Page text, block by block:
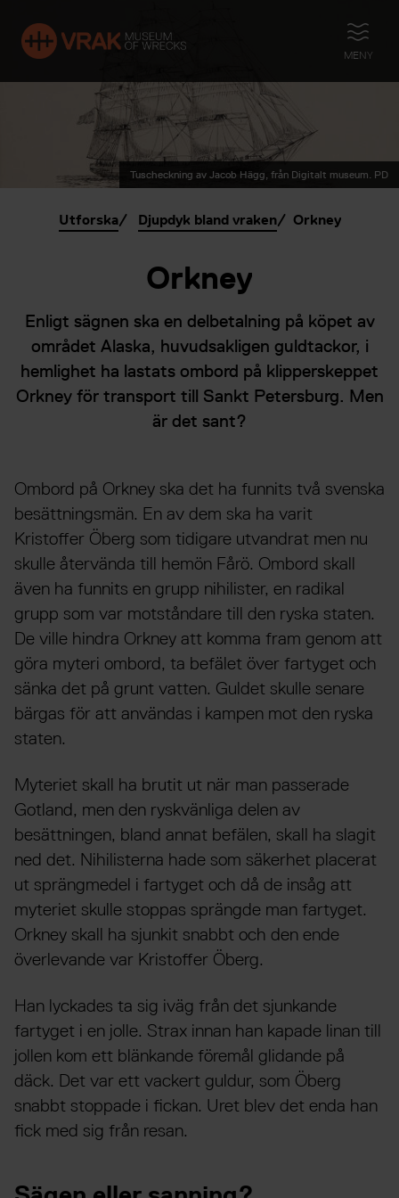
ÖPPNA
MENY
Tuscheckning av Jacob Hägg, från Digitalt museum. PD
Utforska Djupdyk bland vraken Orkney
Orkney
Enligt sägnen ska en delbetalning på köpet av
området Alaska, huvudsakligen guldtackor, i
hemlighet ha lastats ombord på klipperskeppet
Orkney för transport till Sankt Petersburg. Men
är det sant?
Ombord på Orkney ska det ha funnits två svenska
besättningsmän. En av dem ska ha varit
Kristoffer Öberg som tidigare utvandrat men nu
skulle återvända till hemön Fårö. Ombord skall
även ha funnits en grupp nihilister, en radikal
grupp som var motståndare till den ryska staten.
De ville hindra Orkney att komma fram genom att
göra myteri ombord, ta befälet över fartyget och
sänka det på grunt vatten. Guldet skulle senare
bärgas för att användas i kampen mot den ryska
staten.
Myteriet skall ha brutit ut när man passerade
Gotland, men den ryskvänliga delen av
besättningen, bland annat befälen, skall ha slagit
ned det. Nihilisterna hade som säkerhet placerat
ut sprängmedel i fartyget och då de insåg att
myteriet skulle stoppas sprängde man fartyget.
Orkney skall ha sjunkit snabbt och den ende
överlevande var Kristoffer Öberg.
Han lyckades ta sig iväg från det sjunkande
fartyget i en jolle. Strax innan han kapade linan till
jollen kom ett blänkande föremål glidande på
däck. Det var ett vackert guldur, som Öberg
snabbt stoppade i fickan. Uret blev det enda han
fick med sig från resan.